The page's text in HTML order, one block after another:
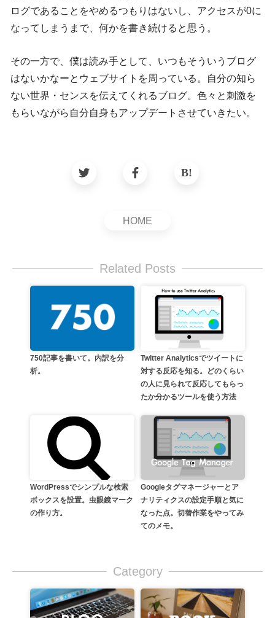
ログであることをやめるつもりはないし、アクセスが0に
なってしまうまで、何かを書き続けると思う。
その一方で、僕は読み手として、いつもそういうブログ
はないかなーとウェブサイトを周っている。自分の知ら
ない世界・センスを伝えてくれるブログ。色々と刺激を
もらいながら自分自身もアップデートさせていきたい。
HOME
Related Posts
750記事を書いて。内訳を分
析。
Twitter Analyticsでツイートに
対する反応を知る。どのくらい
の人に見られて反応してもらっ
たか分かるツールを使う方法
WordPressでシンプルな検索
ボックスを設置。虫眼鏡マーク
の作り方。
Googleタグマネージャーとア
ナリティクスの設定手順と気に
なった点。切替作業をやってみ
てのメモ。
Category